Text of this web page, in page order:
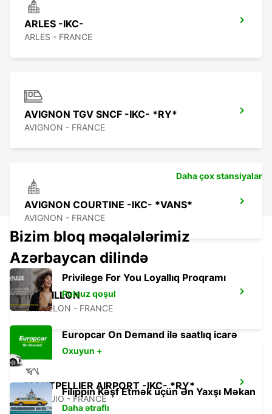
ARLES -IKC-
ARLES - FRANCE
AVIGNON TGV SNCF -IKC- *RY*
AVIGNON - FRANCE
AVIGNON COURTINE -IKC- *VANS*
AVIGNON - FRANCE
CAVAILLON
CAVAILLON - FRANCE
MONTPELLIER AIRPORT -IKC- *RY*
MAUGUIO - FRANCE
Daha çox stansiyalar
Bizim bloq məqalələrimiz
Azərbaycan dilində
Privilege For You Loyallıq Proqramı
Pulsuz qoşul
Europcar On Demand ilə saatlıq icarə
Oxuyun +
Filippin Kəşf Etmək üçün Ən Yaxşı Məkan
Daha ətraflı